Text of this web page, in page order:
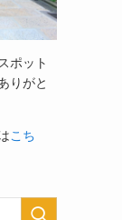
ポット
りがと
こち